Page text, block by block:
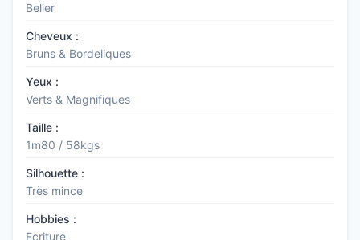
Belier
Cheveux :
Bruns & Bordeliques
Yeux :
Verts & Magnifiques
Taille :
1m80 / 58kgs
Silhouette :
Très mince
Hobbies :
Ecriture